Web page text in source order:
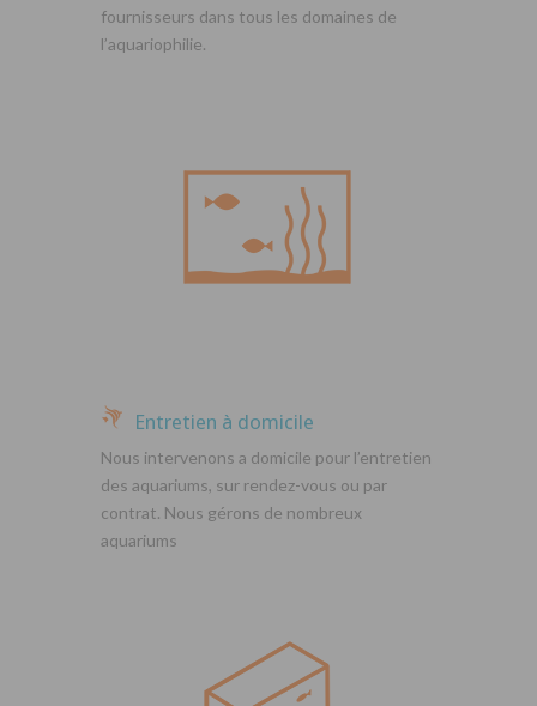
fournisseurs dans tous les domaines de
l’aquariophilie.
Entretien à domicile
Nous intervenons a domicile pour l’entretien
des aquariums, sur rendez-vous ou par
contrat. Nous gérons de nombreux
aquariums